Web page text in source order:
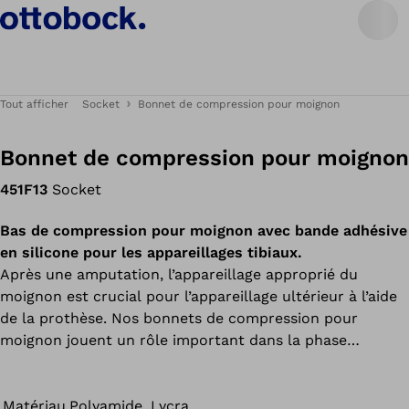
Tout afficher Socket Bonnet de compression pour moignon
Bonnet de compression pour moignon
451F13 Socket
Bas de compression pour moignon avec bande adhésive
en silicone pour les appareillages tibiaux.
Après une amputation, l’appareillage approprié du
moignon est crucial pour l’appareillage ultérieur à l’aide
de la prothèse. Nos bonnets de compression pour
moignon jouent un rôle important dans la phase